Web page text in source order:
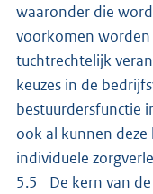
waaronder die
voorkomen
tuchtrechtelijk
keuzes in de
bestuurdersfunctie
ook al kunnen deze
individuele
5.5 De kern van